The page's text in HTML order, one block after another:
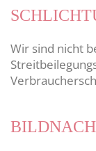
Wir sind nicht